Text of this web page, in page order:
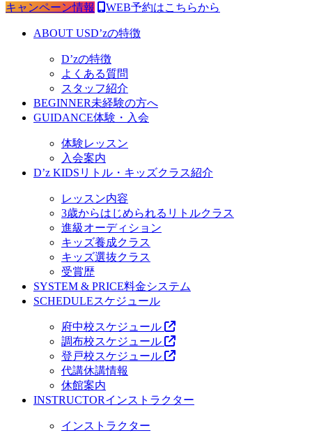
キャンペーン情報 WEB予約はこちらから
ABOUT USD’zの特徴
D’zの特徴
よくある質問
スタッフ紹介
BEGINNER未経験の方へ
GUIDANCE体験・入会
体験レッスン
入会案内
D’z KIDS リトル・キッズクラス紹介
レッスン内容
3歳からはじめられるリトルクラス
進級オーディション
キッズ養成クラス
キッズ選抜クラス
受賞歴
SYSTEM & PRICE料金システム
SCHEDULEスケジュール
府中校スケジュール
調布校スケジュール
登戸校スケジュール
代講休講情報
休館案内
INSTRUCTORインストラクター
インストラクター